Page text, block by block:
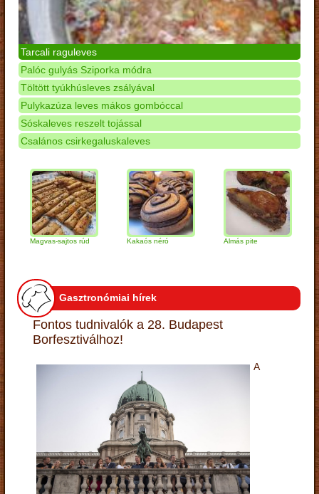
Tarcali raguleves
Palóc gulyás Sziporka módra
Töltött tyúkhúsleves zsályával
Pulykazúza leves mákos gombóccal
Sóskaleves reszelt tojással
Csalános csirkegaluskaleves
Magvas-sajtos rúd Kakaós néró Almás pite
Gasztronómiai hírek
Fontos tudnivalók a 28. Budapest
Borfesztiválhoz!
A